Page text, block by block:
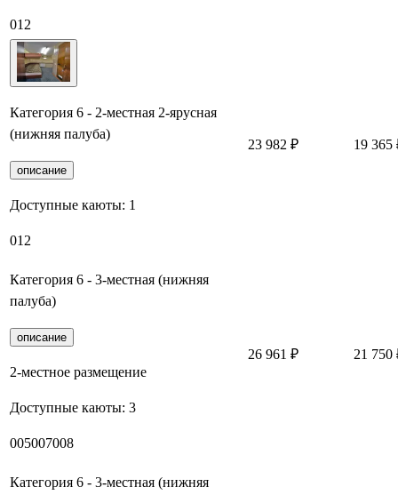
012
Категория 6 - 2-местная 2-ярусная
(нижняя палуба)
описание
Доступные каюты: 1
012
23 982 ₽ 19 365
Категория 6 - 3-местная (нижняя
палуба)
описание
2-местное размещение
Доступные каюты: 3
005007008
26 961 ₽ 21 750
Категория 6 - 3-местная (нижняя